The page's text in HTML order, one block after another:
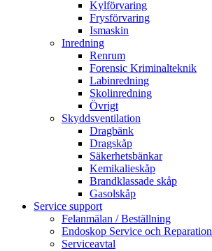
Kylförvaring
Frysförvaring
Ismaskin
Inredning
Renrum
Forensic Kriminalteknik
Labinredning
Skolinredning
Övrigt
Skyddsventilation
Dragbänk
Dragskåp
Säkerhetsbänkar
Kemikalieskåp
Brandklassade skåp
Gasolskåp
Service support
Felanmälan / Beställning
Endoskop Service och Reparation
Serviceavtal